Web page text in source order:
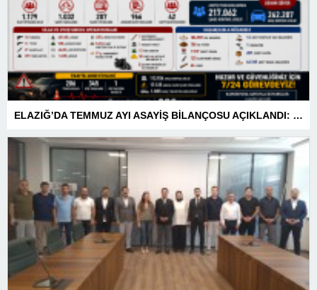
ELAZIĞ’DA TEMMUZ AYI ASAYİŞ BİLANÇOSU AÇIKLANDI: 1 AYDA 1.032 ŞAHIS YAKALANDI, 207 TUTUKLAMA